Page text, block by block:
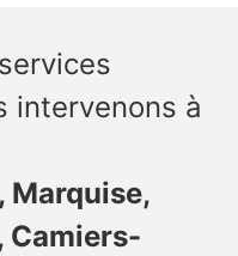
intervenons à
Marquise,
Camiers-